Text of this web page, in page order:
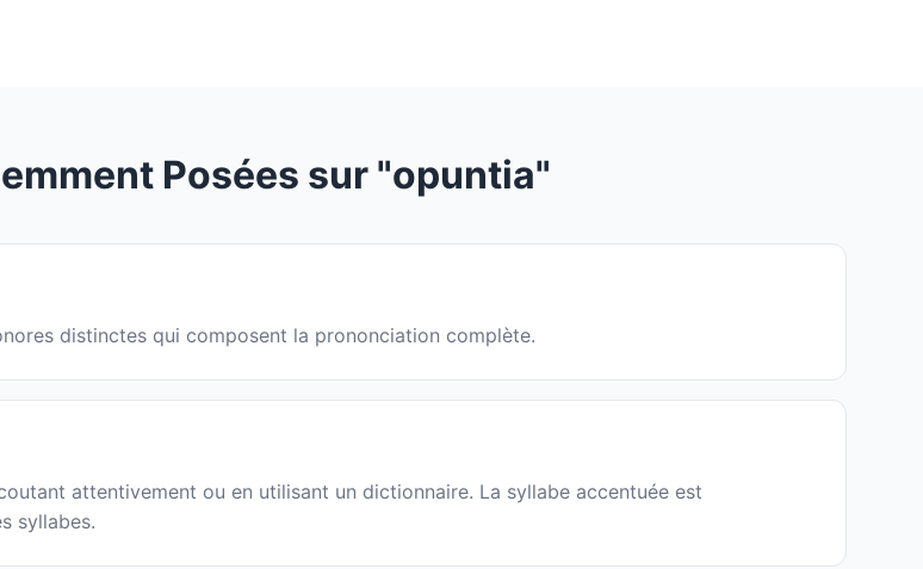
Posées sur "opuntia"
distinctes qui composent la prononciation complète.
attentivement ou en utilisant un dictionnaire. La syllabe accentuée est
syllabes.